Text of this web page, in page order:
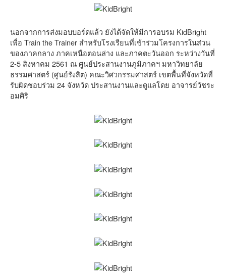
นอกจากการส่งมอบบอร์ดแล้ว ยังได้จัดให้มีการอบรม KidBright
เพื่อ Train the Trainer สำหรับโรงเรียนที่เข้าร่วมโครงการในส่วน
ของภาคกลาง ภาคเหนือตอนล่าง และภาคตะวันออก ระหว่างวันที่
2-5 สิงหาคม 2561 ณ ศูนย์ประสานงานภูมิภาคฯ มหาวิทยาลัย
ธรรมศาสตร์ (ศูนย์รังสิต) คณะวิศวกรรมศาสตร์ เขตพื้นที่จังหวัดที่
รับผิดชอบร่วม 24 จังหวัด ประสานงานและดูแลโดย อาจารย์วัชระ
อมศิริ